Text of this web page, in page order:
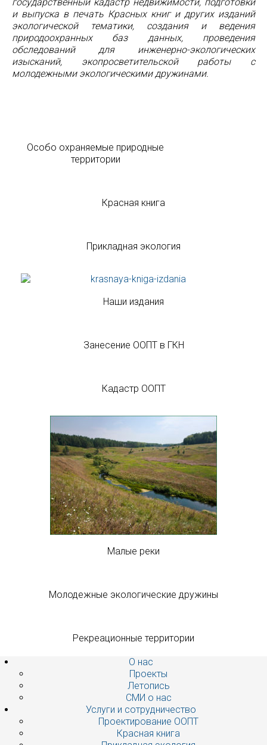
и выпуска в печать Красных книг и других изданий
экологической тематики, создания и ведения
природоохранных баз данных, проведения
обследований для инженерно-экологических
изысканий, экопросветительской работы с
молодежными экологическими дружинами.
Особо охраняемые природные
территории
Красная книга
Прикладная экология
Наши издания
Занесение ООПТ в ГКН
Кадастр ООПТ
Малые реки
Молодежные экологические дружины
Рекреационные территории
О нас
Проекты
Летопись
СМИ о нас
Услуги и сотрудничество
Проектирование ООПТ
Красная книга